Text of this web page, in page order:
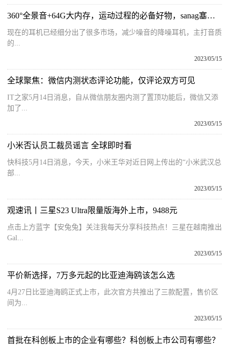
360°全景音+64G大内存，运动过程的必备好物，sanag塞那A50S耳机
现在的耳机已经细分出了很多市场，减少噪音的降噪耳机，主打音质
的...
2023/05/15
全球聚焦：微信内测状态评论功能，仅评论双方可见
IT之家5月14日消息，自从微信朋友圈内测了置顶功能后，微信又添
加了...
2023/05/15
小米否认员工裁员谣言 全球即时看
快科技5月14日消息，今天，小米王华对近日网上传出的“小米武汉总
部...
2023/05/15
观速讯丨三星S23 Ultra限量版海外上市，9488元
点击上方蓝字【安兔兔】关注我每天分享科技热点！三星在越南推出
Gal...
2023/05/15
平价新选择，7万多元起的比亚迪海鸥该怎么选
4月27日比亚迪海鸥正式上市，此次官方共推出了三款配置，售价区
间为...
2023/05/15
首批在科创板上市的企业有哪些？科创板上市公司有哪些？